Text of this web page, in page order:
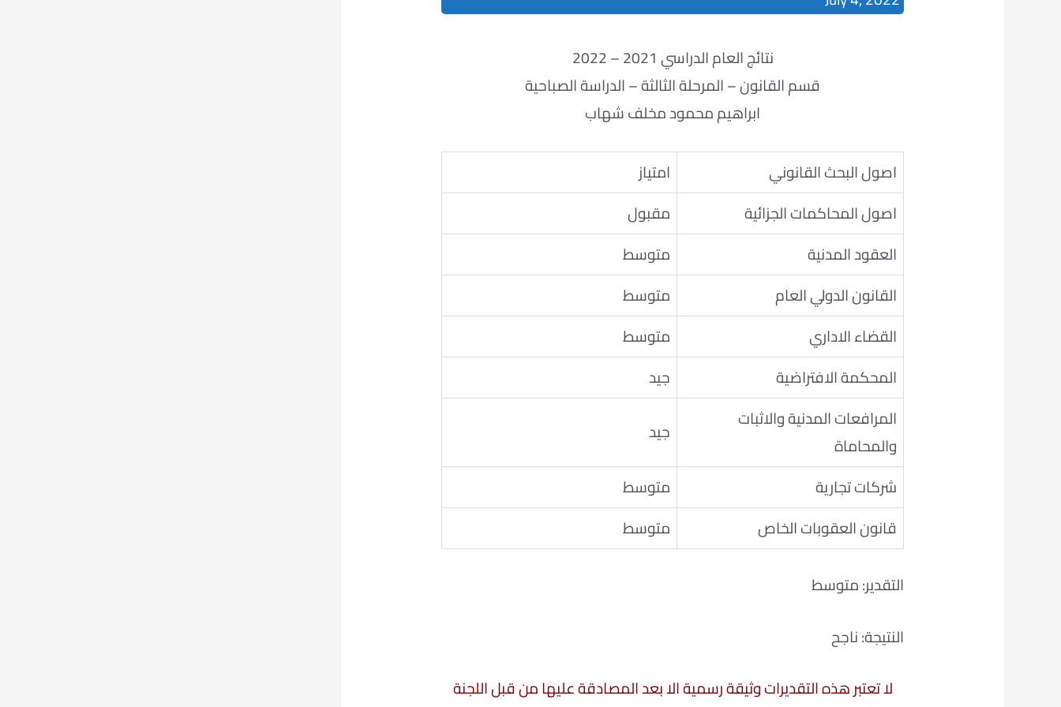
نتائج العام الدراسي 2021 – 2022
قسم القانون – المرحلة الثالثة – الدراسة الصباحية
ابراهيم محمود مخلف شهاب
اصول البحث القانوني
امتياز
اصول المحاكمات الجزائية
مقبول
العقود المدنية
متوسط
القانون الدولي العام
متوسط
القضاء الاداري
متوسط
المحكمة الافتراضية
جيد
المرافعات المدنية والاثبات
والمحاماة
جيد
شركات تجارية
متوسط
قانون العقوبات الخاص
متوسط
التقدير: متوسط
النتيجة: ناجح
لا تعتبر هذه التقديرات وثيقة رسمية الا بعد المصادقة عليها من قبل اللجنة